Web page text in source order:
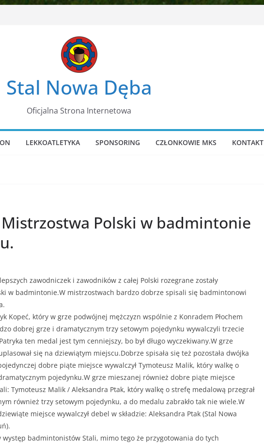
Stal Nowa Dęba
Oficjalna Strona Internetowa
LEKKOATLETYKA SPONSORING CZŁONKOWIE MKS KONTAKT
Mistrzostwa Polski w badmintonie
zawodniczek i zawodników z całej Polski rozegrane zostały
w badmintonie.W mistrzostwach bardzo dobrze spisali się badmintonowi
Kopeć, który w grze podwójnej mężczyzn wspólnie z Konradem Płochem
dobrej grze i dramatycznym trzy setowym pojedynku wywalczyli trzecie
ten medal jest tym cenniejszy, bo był długo wyczekiwany.W grze
się na dziewiątym miejscu.Dobrze spisała się też pozostała dwójka
dobre piąte miejsce wywalczył Tymoteusz Malik, który walkę o
pojedynku.W grze mieszanej również dobre piąte miejsce
Tymoteusz Malik / Aleksandra Ptak, który walkę o strefę medalową przegrał
również trzy setowym pojedynku, a do medalu zabrakło tak nie wiele.W
miejsce wywalczył debel w składzie: Aleksandra Ptak (Stal Nowa
występ badmintonistów Stali, mimo tego że przygotowania do tych